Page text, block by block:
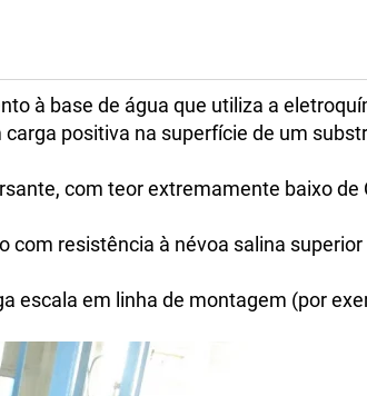
à base de água que utiliza a
positiva na superfície de um
com teor extremamente baixo de
com resistência à névoa salina superior
escala em linha de montagem (por